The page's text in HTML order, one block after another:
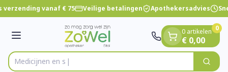
Ga naar de inhoud
1 van 1vanaf € 75 Veilige betalingen Apothekersadvies
Menu
Product, merk, categorie... Zoek
0 artikelen
€ 0,00
0